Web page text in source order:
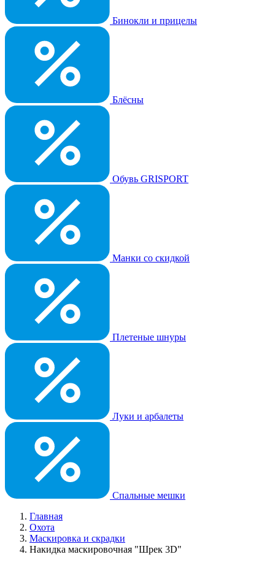
Бинокли и прицелы
Блёсны
Обувь GRISPORT
Манки со скидкой
Плетеные шнуры
Луки и арбалеты
Спальные мешки
Главная
Охота
Маскировка и скрадки
Накидка маскировочная "Шрек 3D"